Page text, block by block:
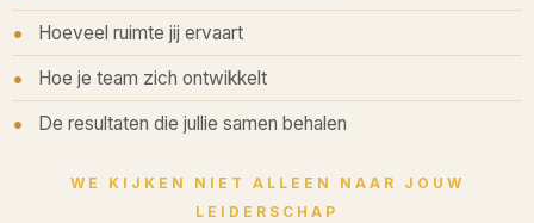
Hoeveel ruimte jij ervaart
Hoe je team zich ontwikkelt
De resultaten die jullie samen behalen
WE KIJKEN NIET ALLEEN NAAR JOUW
LEIDERSCHAP